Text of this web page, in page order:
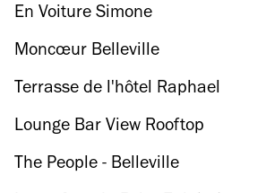
En Voiture Simone
Moncœur Belleville
Terrasse de l'hôtel Raphael
Lounge Bar View Rooftop
The People - Belleville